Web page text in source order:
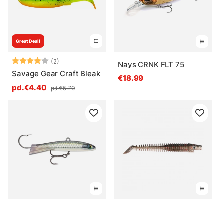
Great Deal!
Note: (2)
Savage Gear Craft Bleak
pd.€4.40 pd.€5.70
Nays CRNK FLT 75
€18.99